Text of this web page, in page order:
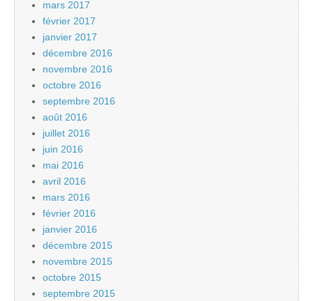
mars 2017
février 2017
janvier 2017
décembre 2016
novembre 2016
octobre 2016
septembre 2016
août 2016
juillet 2016
juin 2016
mai 2016
avril 2016
mars 2016
février 2016
janvier 2016
décembre 2015
novembre 2015
octobre 2015
septembre 2015